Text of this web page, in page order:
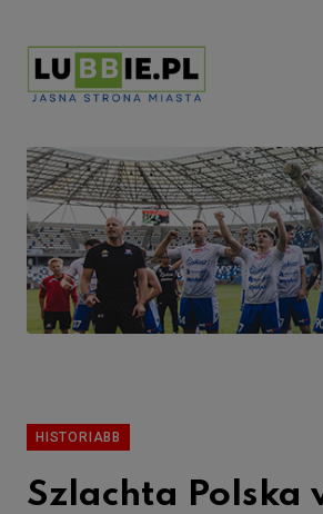
HISTORIABB
Szlachta Polska